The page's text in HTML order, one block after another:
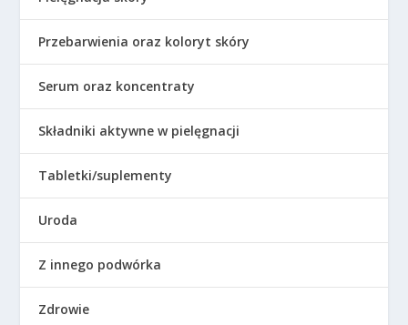
Przebarwienia oraz koloryt skóry
Serum oraz koncentraty
Składniki aktywne w pielęgnacji
Tabletki/suplementy
Uroda
Z innego podwórka
Zdrowie